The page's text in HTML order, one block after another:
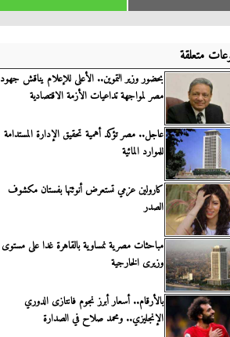
متعلقة
بحضور وزير التموين.. الأعلى للإعلام يناقش جهود
مصر لمواجهة تداعيات الأزمة الاقتصادية
عاجل.. مصر تؤكد أهمية تحقيق الإدارة المستدامة
للموارد المائية
كارولين عزمي تستعرض أنوثتها بفستان مكشوف
الصدر
مباحثات مصرية نمساوية بالقاهرة غدا على مستوى
وزيرى الخارجية
بالأرقام.. أسعار أبرز نجوم فانتازى الدوري
الإنجليزي.. ومحمد صلاح في الصدارة